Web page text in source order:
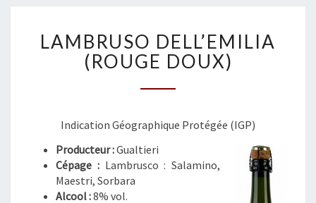
A
M
B
R
S
O
E
LAMBRUSO DELL’EMILIA
(ROUGE DOUX)
Indication Géographique Protégée (IGP)
Producteur :Gualtieri
Cépage :Lambrusco : Salamino,
Maestri, Sorbara
Alcool :8% vol.